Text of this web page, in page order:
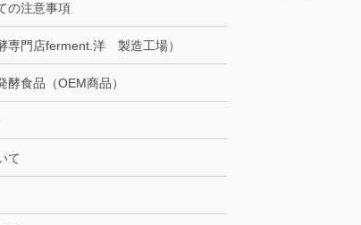
の注意事項
専門店ferment.洋 製造工場）
酵食品（OEM商品）
て